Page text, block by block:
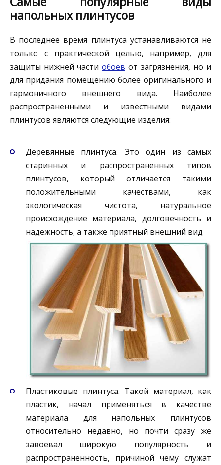
напольных плинтусов
В последнее время плинтуса устанавливаются не
только с практической целью, например, для
защиты нижней части обоев от загрязнения, но и
для придания помещению более оригинального и
гармоничного внешнего вида. Наиболее
распространенными и известными видами
плинтусов являются следующие изделия:
Деревянные плинтуса. Это один из самых
старинных и распространенных типов
плинтусов, который отличается такими
положительными качествами, как
экологическая чистота, натуральное
происхождение материала, долговечность и
надежность, а также приятный внешний вид
Пластиковые плинтуса. Такой материал, как
пластик, начал применяться в качестве
материала для напольных плинтусов
относительно недавно, но почти сразу же
завоевал широкую популярность и
распространенность, причиной чему служат